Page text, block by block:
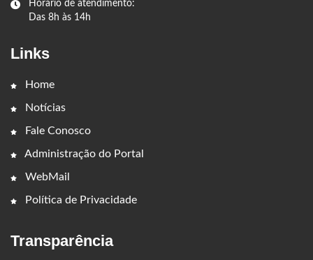
Horário de atendimento:
Das 8h às 14h
Links
Home
Notícias
Fale Conosco
Administração do Portal
WebMail
Política de Privacidade
Transparência